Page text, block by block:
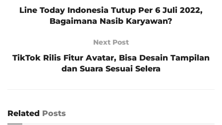
Line Today Indonesia Tutup Per 6 Juli 2022,
Bagaimana Nasib Karyawan?
Next Post
TikTok Rilis Fitur Avatar, Bisa Desain Tampilan
dan Suara Sesuai Selera
Related Posts